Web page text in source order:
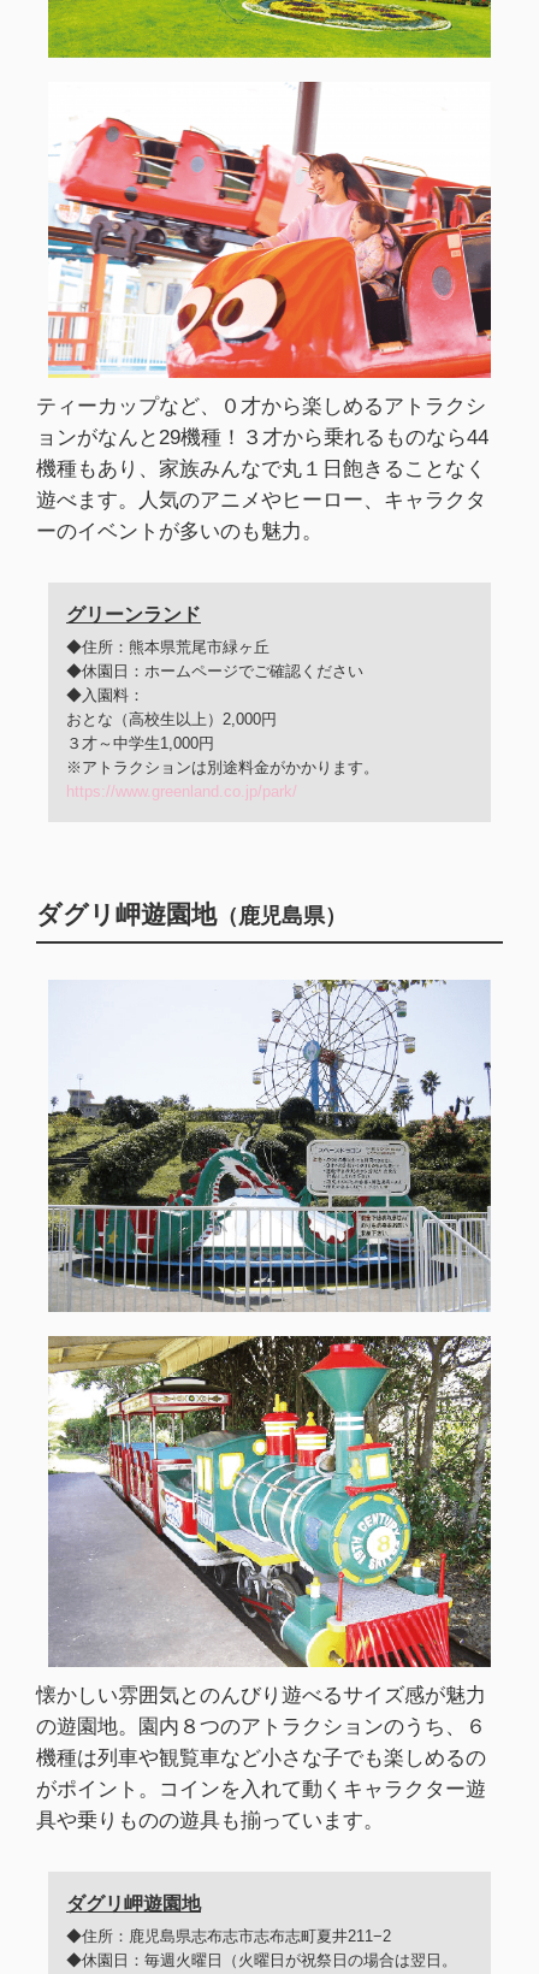
ティーカップなど、０才から楽しめるアトラクシ
ョンがなんと29機種！３才から乗れるものなら44
機種もあり、家族みんなで丸１日飽きることなく
遊べます。人気のアニメやヒーロー、キャラクタ
ーのイベントが多いのも魅力。
グリーンランド
◆住所：熊本県荒尾市緑ヶ丘
◆休園日：ホームページでご確認ください
◆入園料：
おとな（高校生以上）2,000円
３才～中学生1,000円
※アトラクションは別途料金がかかります。
https://www.greenland.co.jp/park/
ダグリ岬遊園地（鹿児島県）
懐かしい雰囲気とのんびり遊べるサイズ感が魅力
の遊園地。園内８つのアトラクションのうち、６
機種は列車や観覧車など小さな子でも楽しめるの
がポイント。コインを入れて動くキャラクター遊
具や乗りものの遊具も揃っています。
ダグリ岬遊園地
◆住所：鹿児島県志布志市志布志町夏井211−2
◆休園日：毎週火曜日（火曜日が祝祭日の場合は翌日。